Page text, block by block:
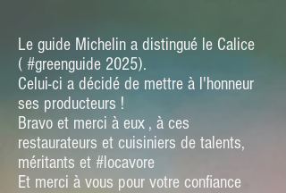
Le guide Michelin a distingué le Calice
( #greenguide 2025).
Celui-ci a décidé de mettre à l'honneur
ses producteurs !
Bravo et merci à eux , à ces
restaurateurs et cuisiniers de talents,
méritants et #locavore
Et merci à vous pour votre confiance